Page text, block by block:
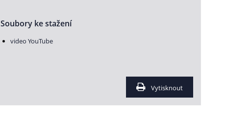
Soubory ke stažení
video YouTube
Vytisknout